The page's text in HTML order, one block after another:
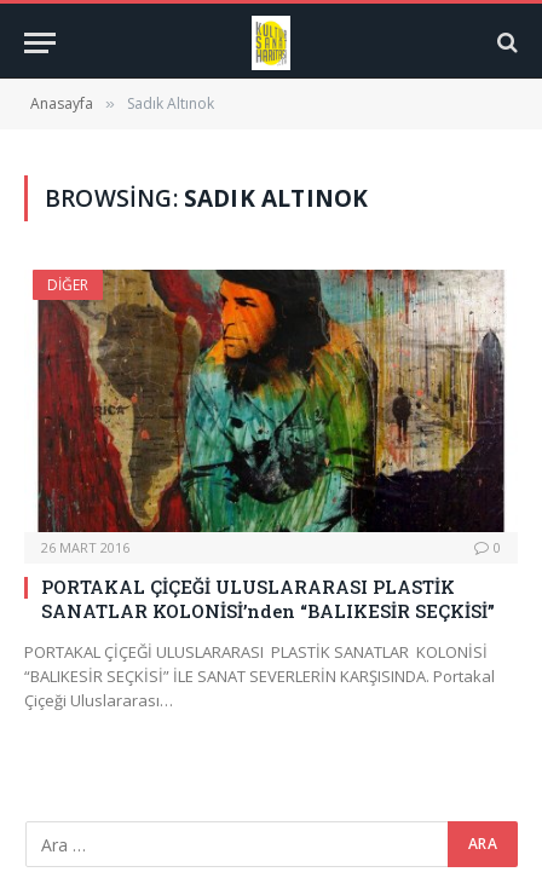
Anasayfa » Sadık Altınok
BROWSING: SADIK ALTINOK
DIĞER
26 MART 2016 0
PORTAKAL ÇİÇEĞİ ULUSLARARASI PLASTİK
SANATLAR KOLONİSİ’nden “BALIKESİR SEÇKİSİ”
PORTAKAL ÇİÇEĞİ ULUSLARARASI PLASTİK SANATLAR KOLONİSİ
“BALIKESİR SEÇKİSİ” İLE SANAT SEVERLERİN KARŞISINDA. Portakal
Çiçeği Uluslararası…